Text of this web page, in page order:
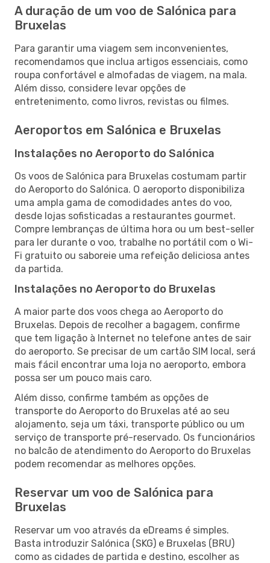
A duração de um voo de Salónica para
Bruxelas
Para garantir uma viagem sem inconvenientes,
recomendamos que inclua artigos essenciais, como
roupa confortável e almofadas de viagem, na mala.
Além disso, considere levar opções de
entretenimento, como livros, revistas ou filmes.
Aeroportos em Salónica e Bruxelas
Instalações no Aeroporto do Salónica
Os voos de Salónica para Bruxelas costumam partir
do Aeroporto do Salónica. O aeroporto disponibiliza
uma ampla gama de comodidades antes do voo,
desde lojas sofisticadas a restaurantes gourmet.
Compre lembranças de última hora ou um best-seller
para ler durante o voo, trabalhe no portátil com o Wi-
Fi gratuito ou saboreie uma refeição deliciosa antes
da partida.
Instalações no Aeroporto do Bruxelas
A maior parte dos voos chega ao Aeroporto do
Bruxelas. Depois de recolher a bagagem, confirme
que tem ligação à Internet no telefone antes de sair
do aeroporto. Se precisar de um cartão SIM local, será
mais fácil encontrar uma loja no aeroporto, embora
possa ser um pouco mais caro.
Além disso, confirme também as opções de
transporte do Aeroporto do Bruxelas até ao seu
alojamento, seja um táxi, transporte público ou um
serviço de transporte pré-reservado. Os funcionários
no balcão de atendimento do Aeroporto do Bruxelas
podem recomendar as melhores opções.
Reservar um voo de Salónica para
Bruxelas
Reservar um voo através da eDreams é simples.
Basta introduzir Salónica (SKG) e Bruxelas (BRU)
como as cidades de partida e destino, escolher as